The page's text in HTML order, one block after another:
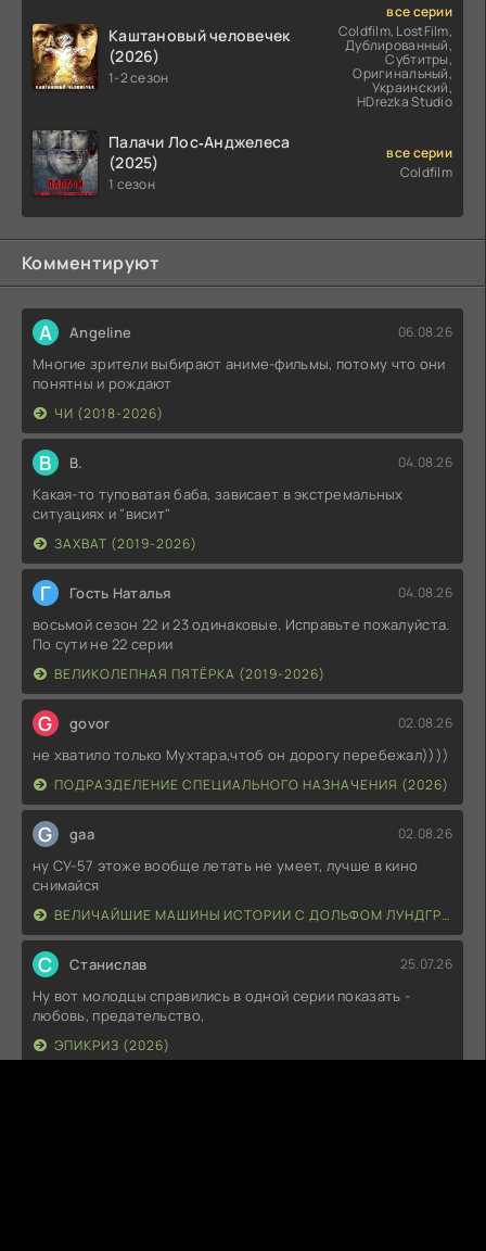
Каштановый человечек
(2026)
1-2 сезон
все серии
Coldfilm, LostFilm,
Дублированный,
Субтитры,
Оригинальный,
Украинский,
HDrezka Studio
Палачи Лос‑Анджелеса
(2025)
1 сезон
все серии
Coldfilm
Комментируют
A Angeline 06.08.26
Многие зрители выбирают аниме-фильмы, потому что они
понятны и рождают
ЧИ (2018-2026)
В В. 04.08.26
Какая-то туповатая баба, зависает в экстремальных
ситуациях и "висит"
ЗАХВАТ (2019-2026)
Г Гость Наталья 04.08.26
восьмой сезон 22 и 23 одинаковые. Исправьте пожалуйста.
По сути не 22 серии
ВЕЛИКОЛЕПНАЯ ПЯТЁРКА (2019-2026)
G govor 02.08.26
не хватило только Мухтара,чтоб он дорогу перебежал))))
ПОДРАЗДЕЛЕНИЕ СПЕЦИАЛЬНОГО НАЗНАЧЕНИЯ (2026)
G gaa 02.08.26
ну СУ-57 этоже вообще летать не умеет, лучше в кино
снимайся
ВЕЛИЧАЙШИЕ МАШИНЫ ИСТОРИИ С ДОЛЬФОМ ЛУНДГРЕНОМ (2026)
С Станислав 25.07.26
Ну вот молодцы справились в одной серии показать -
любовь, предательство,
ЭПИКРИЗ (2026)